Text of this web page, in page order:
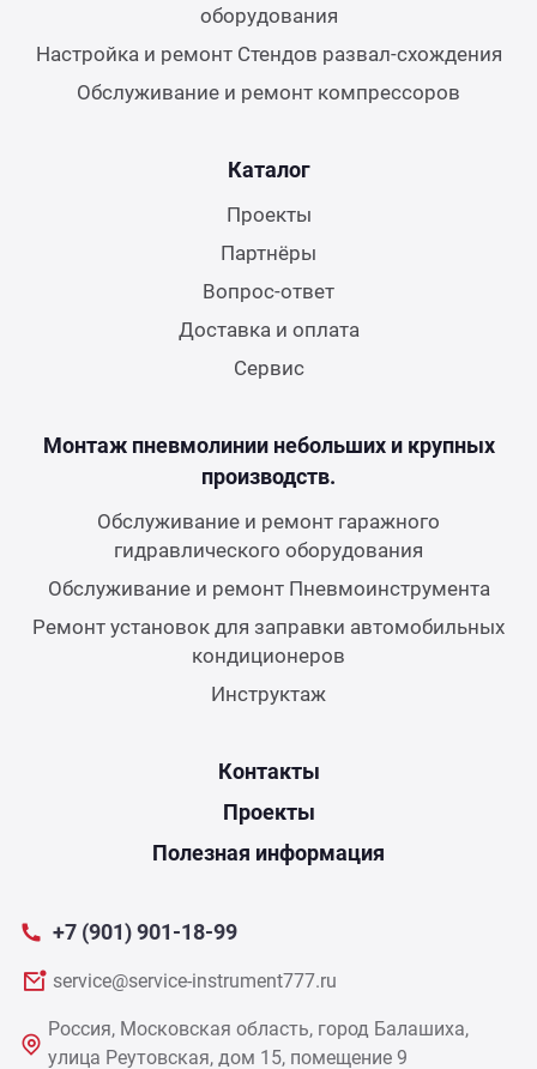
оборудования
Настройка и ремонт Стендов развал-схождения
Обслуживание и ремонт компрессоров
Каталог
Проекты
Партнёры
Вопрос-ответ
Доставка и оплата
Сервис
Монтаж пневмолинии небольших и крупных
производств.
Обслуживание и ремонт гаражного
гидравлического оборудования
Обслуживание и ремонт Пневмоинструмента
Ремонт установок для заправки автомобильных
кондиционеров
Инструктаж
Контакты
Проекты
Полезная информация
+7 (901) 901-18-99
service@service-instrument777.ru
Россия, Московская область, город Балашиха,
улица Реутовская, дом 15, помещение 9